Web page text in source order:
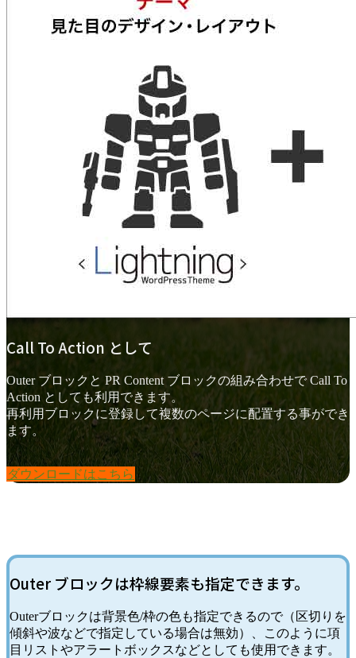
Call To Action として
Outer ブロックと PR Content ブロックの組み合わせで Call To
Action としても利用できます。
再利用ブロックに登録して複数のページに配置する事ができ
ます。
ダウンロードはこちら
Outer ブロックは枠線要素も指定できます。
Outerブロックは背景色/枠の色も指定できるので（区切りを
傾斜や波などで指定している場合は無効）、このように項
目リストやアラートボックスなどとしても使用できます。